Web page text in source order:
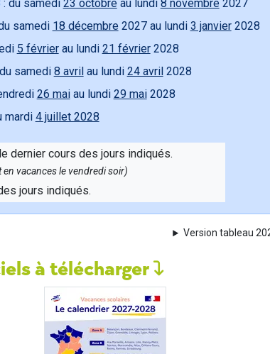
: du samedi 23 octobre au lundi 8 novembre 2027
samedi 18 décembre 2027 au lundi 3 janvier2028
5 févrierau lundi 21 février2028
samedi 8 avril au lundi 24 avril 2028
26 maiau lundi 29 mai2028
mardi 4 juillet 2028
dernier cours des jours indiqués.
vacances le vendredi soir)
jours indiqués.
Version tableau
à télécharger